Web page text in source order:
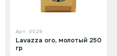
Арт. 0029
Lavazza oro, молотый 250
гр